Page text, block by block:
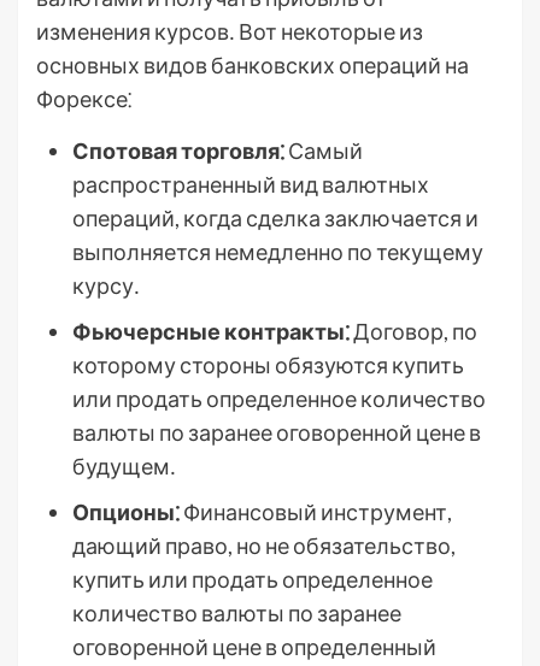
изменения курсов․ Вот некоторые из
основных видов банковских операций на
Форексе⁚
Спотовая торговля⁚Самый
распространенный вид валютных
операций, когда сделка заключается и
выполняется немедленно по текущему
курсу․
Фьючерсные контракты⁚Договор, по
которому стороны обязуются купить
или продать определенное количество
валюты по заранее оговоренной цене в
будущем․
Опционы⁚Финансовый инструмент,
дающий право, но не обязательство,
купить или продать определенное
количество валюты по заранее
оговоренной цене в определенный